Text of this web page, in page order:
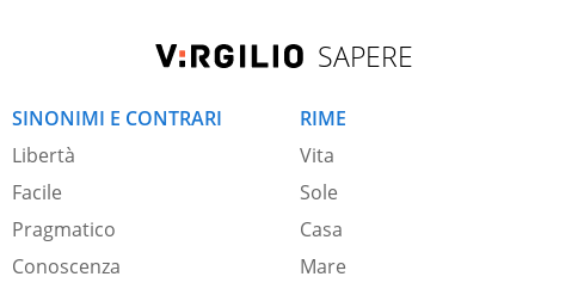
SAPERE
SINONIMI E CONTRARI
Libertà
Facile
Pragmatico
Conoscenza
RIME
Vita
Sole
Casa
Mare